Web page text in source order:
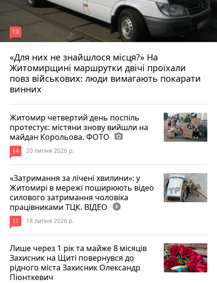
«Для них не знайшлося місця?» На
Житомирщині маршрутки двічі проїхали
повз військових: люди вимагають покарати
винних
19
17 липня 2026 р.
Житомир четвертий день поспіль
протестує: містяни знову вийшли на
майдан Корольова. ФОТО photo_camera
14 20 липня 2026 р.
«Затримання за лічені хвилини»: у
Житомирі в мережі поширюють відео
силового затримання чоловіка
працівниками ТЦК. ВІДЕО play_circle_filled
11 18 липня 2026 р.
Лише через 1 рік та майже 8 місяців
Захисник на Щиті повернувся до
рідного міста Захисник Олександр
Піонткевич